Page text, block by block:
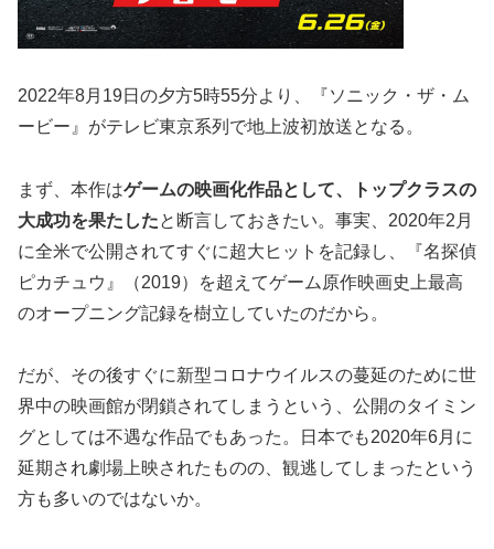
2022年8月19日の夕方5時55分より、『ソニック・ザ・ム
ービー』がテレビ東京系列で地上波初放送となる。
まず、本作はゲームの映画化作品として、トップクラスの
大成功を果たしたと断言しておきたい。事実、2020年2月
に全米で公開されてすぐに超大ヒットを記録し、『名探偵
ピカチュウ』（2019）を超えてゲーム原作映画史上最高
のオープニング記録を樹立していたのだから。
だが、その後すぐに新型コロナウイルスの蔓延のために世
界中の映画館が閉鎖されてしまうという、公開のタイミン
グとしては不遇な作品でもあった。日本でも2020年6月に
延期され劇場上映されたものの、観逃してしまったという
方も多いのではないか。